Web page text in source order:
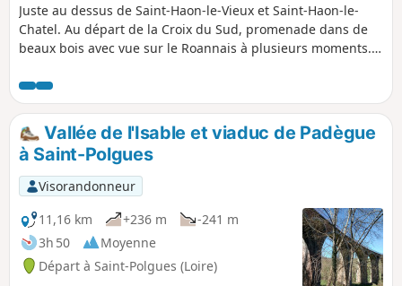
Juste au dessus de Saint-Haon-le-Vieux et Saint-Haon-le-
Chatel. Au départ de la Croix du Sud, promenade dans de
beaux bois avec vue sur le Roannais à plusieurs moments.
pierreux. La randonnée grimpe un peu sur 1/4 du parcours,
après le demi-tour au hameau tranquille de Combejardin.
Cela reste une promenade accessible aux amateurs, et elle
peut être raccourcie en changeant de chemin. La trace gpx
peut s’avérer utile.
Vallée de l'Isable et viaduc de Padègue
à Saint-Polgues
Visorandonneur
11,16 km
+236 m
-241 m
3h 50
Moyenne
Départ à Saint-Polgues (Loire)